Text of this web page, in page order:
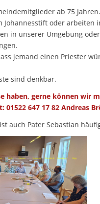
ab 75
Johannesstift oder arbeiten
in unserer Umgebung
jemand einen Priester
sind denkbar.
haben, gerne können wir
01522 647 17 82 Andreas
auch Pater Sebastian